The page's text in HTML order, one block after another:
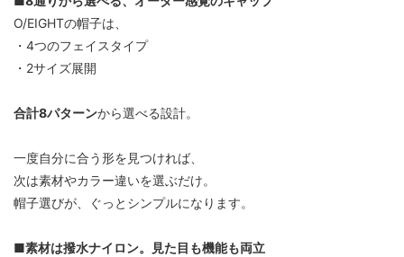
O/EIGHTの帽子は、
・4つのフェイスタイプ
・2サイズ展開
合計8パターンから選べる設計。
一度自分に合う形を見つければ、
次は素材やカラー違いを選ぶだけ。
帽子選びが、ぐっとシンプルになります。
■素材は撥水ナイロン。見た目も機能も両立